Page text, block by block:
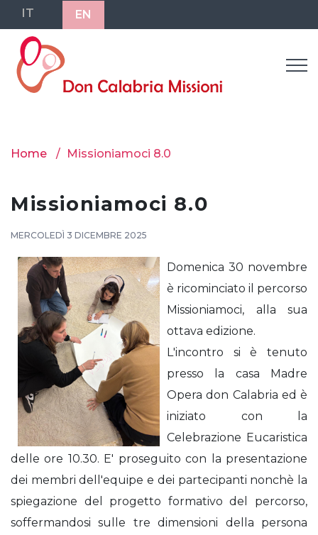
IT EN
Home Missioniamoci 8.0
Missioniamoci 8.0
MERCOLEDÌ 3 DICEMBRE 2025
Domenica 30 novembre
è ricominciato il percorso
Missioniamoci, alla sua
ottava edizione.
L'incontro si è tenuto
presso la casa Madre
Opera don Calabria ed è
iniziato con la
Celebrazione Eucaristica
delle ore 10.30. E' proseguito con la presentazione
dei membri dell'equipe e dei partecipanti nonchè la
spiegazione del progetto formativo del percorso,
soffermandosi sulle tre dimensioni della persona